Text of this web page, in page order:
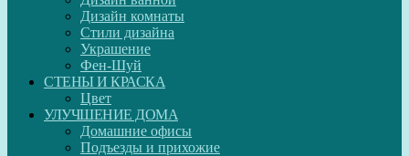
Дизайн комнаты
Стили дизайна
Украшение
Фен-Шуй
СТЕНЫ И КРАСКА
Цвет
УЛУЧШЕНИЕ ДОМА
Домашние офисы
Подъезды и прихожие